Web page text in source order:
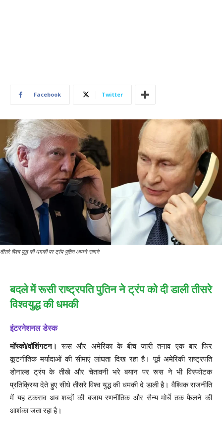
Facebook Twitter
तीसरे विश्व युद्ध की धमकी पर ट्रंप-पुतिन आमने-सामने
बदले में रूसी राष्ट्रपति पुतिन ने ट्रंप को दी डाली तीसरे
विश्वयुद्ध की धमकी
इंटरनेशनल डेस्क
मॉस्को/वॉशिंगटन। रूस और अमेरिका के बीच जारी तनाव एक बार फिर
कूटनीतिक मर्यादाओं की सीमाएं लांघता दिख रहा है। पूर्व अमेरिकी राष्ट्रपति
डोनाल्ड ट्रंप के तीखे और चेतावनी भरे बयान पर रूस ने भी विस्फोटक
प्रतिक्रिया देते हुए सीधे तीसरे विश्व युद्ध की धमकी दे डाली है। वैश्विक राजनीति
में यह टकराव अब शब्दों की बजाय रणनीतिक और सैन्य मोर्चे तक फैलने की
आशंका जता रहा है।